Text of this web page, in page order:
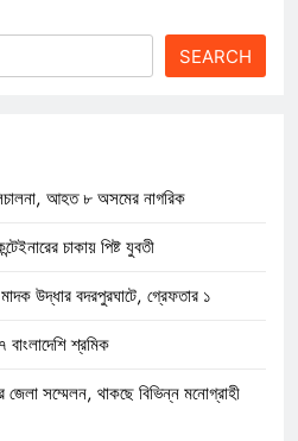
SEARCH
আহত ৮ অসমের নাগরিক
চাকায় পিষ্ট যুবতী
উদ্ধার বদরপুরঘাটে, গ্রেফতার ১
শ্রমিক
সম্মেলন, থাকছে বিভিন্ন মনোগ্রাহী